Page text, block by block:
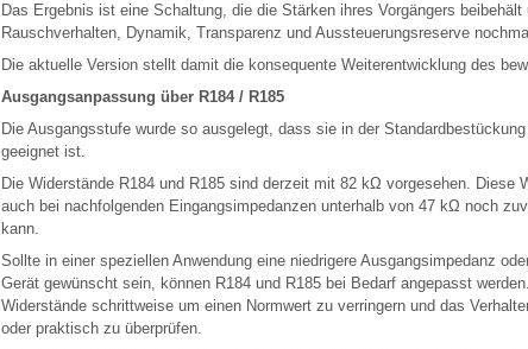
Das Ergebnis ist eine Schaltung, die die Stärken ihres Vorgängers
Rauschverhalten, Dynamik, Transparenz und Aussteuerungsreserve
Die aktuelle Version stellt damit die konsequente Weiterentwicklung des
Ausgangsanpassung über R184 / R185
Die Ausgangsstufe wurde so ausgelegt, dass sie in der
geeignet ist.
Die Widerstände R184 und R185 sind derzeit mit 82 kΩ vorgesehen. Diese
auch bei nachfolgenden Eingangsimpedanzen unterhalb von 47 kΩ noch
kann.
Sollte in einer speziellen Anwendung eine niedrigere Ausgangsimpedanz
Gerät gewünscht sein, können R184 und R185 bei Bedarf angepasst
Widerstände schrittweise um einen Normwert zu verringern und das
oder praktisch zu überprüfen.